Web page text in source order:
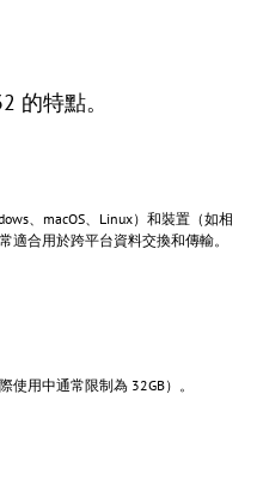
的特點。
、macOS、Linux）和裝置（如相
適合用於跨平台資料交換和傳輸。
使用中通常限制為 32GB）。